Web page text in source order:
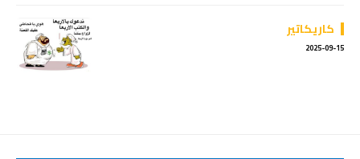
كاريكاتير
2025-09-15